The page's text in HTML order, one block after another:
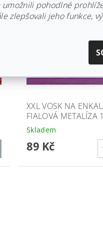
XXL VOSK NA
FIALOVÁ METALÍZA
Skladem
89 Kč
umožnili pohodlné
zlepšovali jeho funkce,